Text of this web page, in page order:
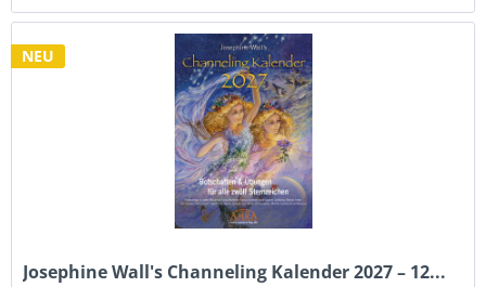
NEU
Josephine Wall's Channeling Kalender 2027 – 12...